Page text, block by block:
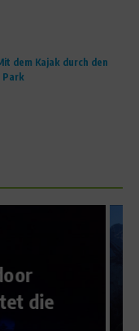
dem Kajak durch den
Park
& Freizeit
– Darauf
achten